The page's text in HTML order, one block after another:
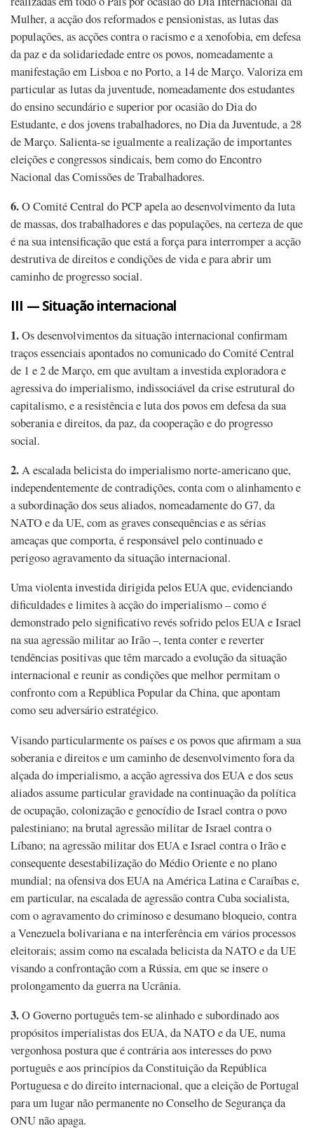
Mulher, a acção dos reformados e pensionistas, as lutas das
populações, as acções contra o racismo e a xenofobia, em defesa
da paz e da solidariedade entre os povos, nomeadamente a
manifestação em Lisboa e no Porto, a 14 de Março. Valoriza em
particular as lutas da juventude, nomeadamente dos estudantes
do ensino secundário e superior por ocasião do Dia do
Estudante, e dos jovens trabalhadores, no Dia da Juventude, a 28
de Março. Salienta-se igualmente a realização de importantes
eleições e congressos sindicais, bem como do Encontro
Nacional das Comissões de Trabalhadores.
6.O Comité Central do PCP apela ao desenvolvimento da luta
de massas, dos trabalhadores e das populações, na certeza de que
é na sua intensificação que está a força para interromper a acção
destrutiva de direitos e condições de vida e para abrir um
caminho de progresso social.
III — Situação internacional
1.Os desenvolvimentos da situação internacional confirmam
traços essenciais apontados no comunicado do Comité Central
de 1 e 2 de Março, em que avultam a investida exploradora e
agressiva do imperialismo, indissociável da crise estrutural do
capitalismo, e a resistência e luta dos povos em defesa da sua
soberania e direitos, da paz, da cooperação e do progresso
social.
2.A escalada belicista do imperialismo norte-americano que,
independentemente de contradições, conta com o alinhamento e
a subordinação dos seus aliados, nomeadamente do G7, da
NATO e da UE, com as graves consequências e as sérias
ameaças que comporta, é responsável pelo continuado e
perigoso agravamento da situação internacional.
Uma violenta investida dirigida pelos EUA que, evidenciando
dificuldades e limites à acção do imperialismo – como é
demonstrado pelo significativo revés sofrido pelos EUA e Israel
na sua agressão militar ao Irão –, tenta conter e reverter
tendências positivas que têm marcado a evolução da situação
internacional e reunir as condições que melhor permitam o
confronto com a República Popular da China, que apontam
como seu adversário estratégico.
Visando particularmente os países e os povos que afirmam a sua
soberania e direitos e um caminho de desenvolvimento fora da
alçada do imperialismo, a acção agressiva dos EUA e dos seus
aliados assume particular gravidade na continuação da política
de ocupação, colonização e genocídio de Israel contra o povo
palestiniano; na brutal agressão militar de Israel contra o
Líbano; na agressão militar dos EUA e Israel contra o Irão e
consequente desestabilização do Médio Oriente e no plano
mundial; na ofensiva dos EUA na América Latina e Caraíbas e,
em particular, na escalada de agressão contra Cuba socialista,
com o agravamento do criminoso e desumano bloqueio, contra
a Venezuela bolivariana e na interferência em vários processos
eleitorais; assim como na escalada belicista da NATO e da UE
visando a confrontação com a Rússia, em que se insere o
prolongamento da guerra na Ucrânia.
3.O Governo português tem-se alinhado e subordinado aos
propósitos imperialistas dos EUA, da NATO e da UE, numa
vergonhosa postura que é contrária aos interesses do povo
português e aos princípios da Constituição da República
Portuguesa e do direito internacional, que a eleição de Portugal
para um lugar não permanente no Conselho de Segurança da
ONU não apaga.